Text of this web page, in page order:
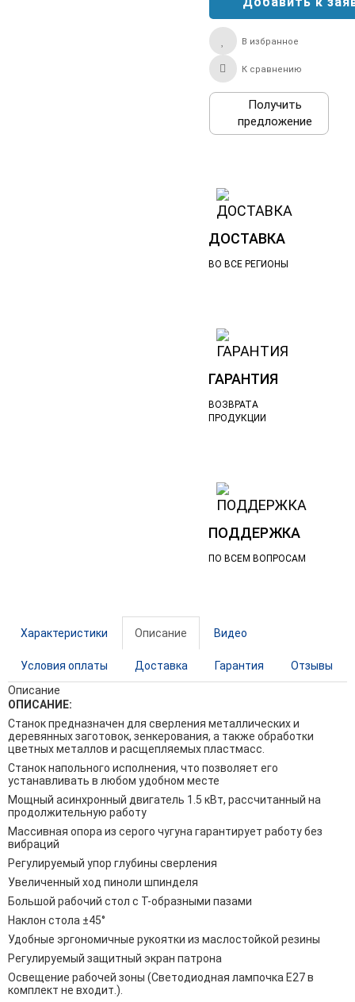
В избранное
К сравнению
Получить
предложение
ДОСТАВКА
ВО ВСЕ РЕГИОНЫ
ГАРАНТИЯ
ВОЗВРАТА
ПРОДУКЦИИ
ПОДДЕРЖКА
ПО ВСЕМ ВОПРОСАМ
Характеристики Описание Видео
Условия оплаты Доставка Гарантия
Отзывы
Описание
ОПИСАНИЕ:
Станок предназначен для сверления металлических и
деревянных заготовок, зенкерования, а также обработки
цветных металлов и расщепляемых пластмасс.
Станок напольного исполнения, что позволяет его
устанавливать в любом удобном месте
Мощный асинхронный двигатель 1.5 кВт, рассчитанный на
продолжительную работу
Массивная опора из серого чугуна гарантирует работу без
вибраций
Регулируемый упор глубины сверления
Увеличенный ход пиноли шпинделя
Большой рабочий стол с Т-образными пазами
Наклон стола ±45°
Удобные эргономичные рукоятки из маслостойкой резины
Регулируемый защитный экран патрона
Освещение рабочей зоны (Светодиодная лампочка Е27 в
комплект не входит.).